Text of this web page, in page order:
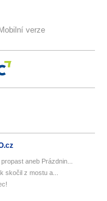
Mobilní verze
aneb Prázdnin...
skočil z mostu a...